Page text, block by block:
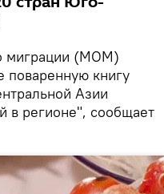
миграции (МОМ)
поваренную книгу
Азии
в регионе", сообщает